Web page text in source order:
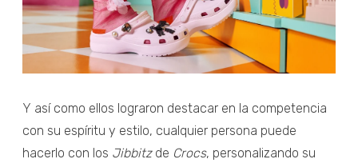
Y así como ellos lograron destacar en la competencia
con su espíritu y estilo, cualquier persona puede
hacerlo con los Jibbitzde Crocs, personalizando su